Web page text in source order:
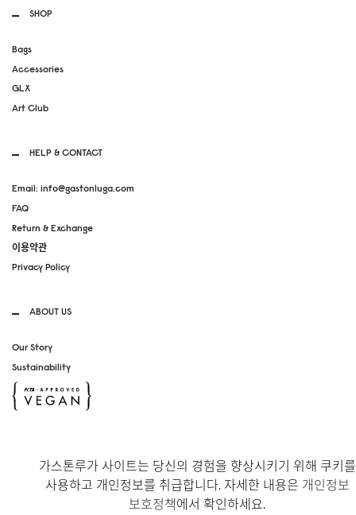
SHOP
Bags
Accessories
GLX
Art Club
HELP & CONTACT
Email: info@gastonluga.com
FAQ
Return & Exchange
이용약관
Privacy Policy
ABOUT US
Our Story
Sustainability
Instagram
가스톤루가 사이트는 당신의 경험을 향상시키기 위해 쿠키를
사용하고 개인정보를 취급합니다. 자세한 내용은 개인정보
보호정책에서 확인하세요.